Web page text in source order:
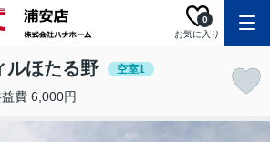
お気に入り
0
ルほたる野 空室1
費 6,000円